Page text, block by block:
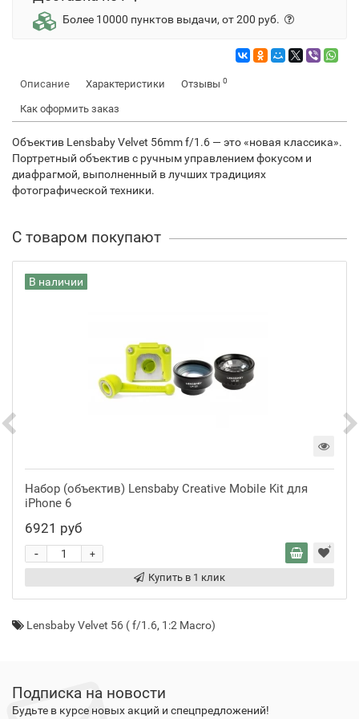
Более 10000 пунктов выдачи, от 200 руб.
Описание Характеристики Отзывы 0
Как оформить заказ
Объектив Lensbaby Velvet 56mm f/1.6 — это «новая классика».
Портретный объектив с ручным управлением фокусом и
диафрагмой, выполненный в лучших традициях
фотографической техники.
С товаром покупают
В наличии
Набор (объектив) Lensbaby Creative Mobile Kit для
iPhone 6
6921 руб
+
-
Купить в 1 клик
Lensbaby Velvet 56 ( f/1.6, 1:2 Macro)
Подписка на новости
Будьте в курсе новых акций и спецпредложений!